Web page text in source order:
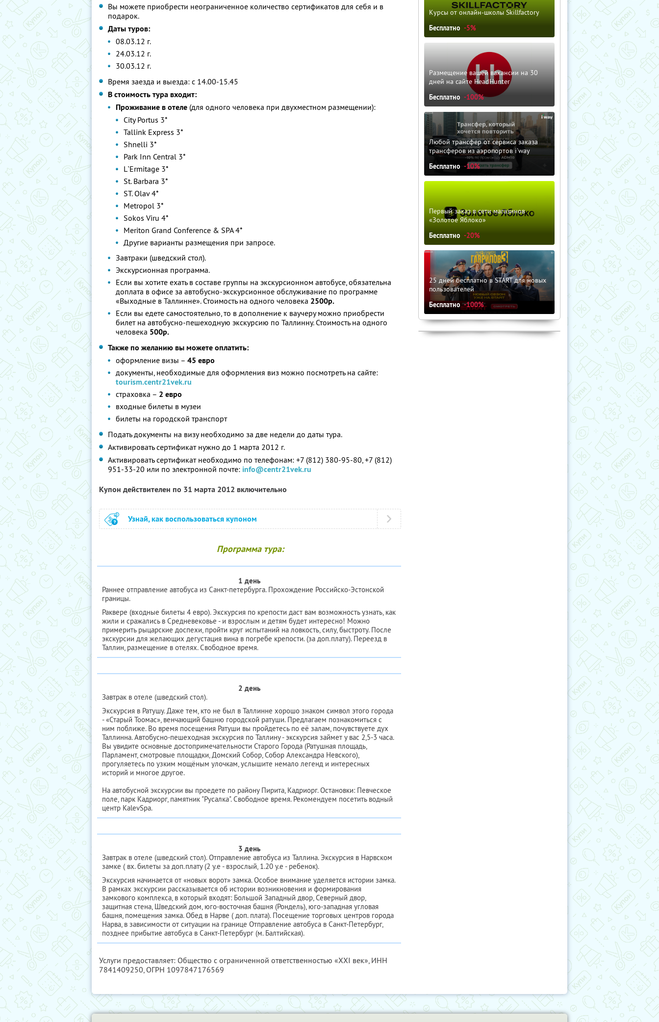
Вы можете приобрести неограниченное количество сертификатов для себя и в
подарок.
Даты туров:
08.03.12 г.
24.03.12 г.
30.03.12 г.
Время заезда и выезда: с 14.00-15.45
В стоимость тура входит:
Проживание в отеле (для одного человека при двухместном размещении):
City Portus 3*
Tallink Express 3*
Shnelli 3*
Park Inn Central 3*
L`Ermitage 3*
St. Barbara 3*
ST. Olav 4*
Metropol 3*
Sokos Viru 4*
Meriton Grand Conference & SPA 4*
Другие варианты размещения при запросе.
Завтраки (шведский стол).
Экскурсионная программа.
Если вы хотите ехать в составе группы на экскурсионном автобусе, обязательна
доплата в офисе за автобусно-экскурсионное обслуживание по программе
«Выходные в Таллинне». Стоимость на одного человека 2500р.
Если вы едете самостоятельно, то в дополнение к ваучеру можно приобрести
билет на автобусно-пешеходную экскурсию по Таллинну. Стоимость на одного
человека 500р.
Также по желанию вы можете оплатить:
оформление визы – 45 евро
документы, необходимые для оформления виз можно посмотреть на сайте:
tourism.centr21vek.ru
страховка – 2 евро
входные билеты в музеи
билеты на городской транспорт
Подать документы на визу необходимо за две недели до даты тура.
Активировать сертификат нужно до 1 марта 2012 г.
Активировать сертификат необходимо по телефонам: +7 (812) 380-95-80, +7 (812)
951-33-20 или по электронной почте: info@centr21vek.ru
Купон действителен по 31 марта 2012 включительно
Узнай, как воспользоваться купоном
Программа тура:
1 день
Раннее отправление автобуса из Санкт-петербурга. Прохождение Российско-Эстонской
границы.
Раквере (входные билеты 4 евро). Экскурсия по крепости даст вам возможность узнать, как
жили и сражались в Средневековье - и взрослым и детям будет интересно! Можно
примерить рыцарские доспехи, пройти круг испытаний на ловкость, силу, быстроту. После
экскурсии для желающих дегустация вина в погребе крепости. (за доп.плату). Переезд в
Таллин, размещение в отелях. Свободное время.
2 день
Завтрак в отеле (шведский стол).
Экскурсия в Ратушу. Даже тем, кто не был в Таллинне хорошо знаком символ этого города
- «Старый Тоомас», венчающий башню городской ратуши. Предлагаем познакомиться с
ним поближе. Во время посещения Ратуши вы пройдетесь по её залам, почувствуете дух
Таллинна. Автобусно-пешеходная экскурсия по Таллину - экскурсия займет у вас 2,5-3 часа.
Вы увидите основные достопримечательности Старого Города (Ратушная площадь,
Парламент, смотровые площадки, Домский Собор, Собор Александра Невского),
прогуляетесь по узким мощёным улочкам, услышите немало легенд и интересных
историй и многое другое.
На автобусной экскурсии вы проедете по району Пирита, Кадриорг. Остановки: Певческое
поле, парк Кадриорг, памятник "Русалка". Свободное время. Рекомендуем посетить водный
центр KalevSpa.
3 день
Завтрак в отеле (шведский стол). Отправление автобуса из Таллина. Экскурсия в Нарвском
замке ( вх. билеты за доп.плату (2 у.е - взрослый, 1.20 у.е - ребенок).
Экскурсия начинается от «новых ворот» замка. Особое внимание уделяется истории замка.
В рамках экскурсии рассказывается об истории возникновения и формирования
замкового комплекса, в который входят: Большой Западный двор, Северный двор,
защитная стена, Шведский дом, юго-восточная башня (Рондель), юго-западная угловая
башня, помещения замка. Обед в Нарве ( доп. плата). Посещение торговых центров города
Нарва, в зависимости от ситуации на границе Отправление автобуса в Санкт-Петербург,
позднее прибытие автобуса в Санкт-Петербург (м. Балтийская).
Услуги предоставляет: Общество с ограниченной ответственностью «XXI век», ИНН
7841409250, ОГРН 1097847176569
Курсы от онлайн-школы Skillfactory
Бесплатно -5%
Размещение вашей вакансии на 30
дней на сайте HeadHunter
Бесплатно -100%
Любой трансфер от сервиса заказа
трансферов из аэропортов i'way
Бесплатно -10%
Первый заказ в сети магазинов
«Золотое Яблоко»
Бесплатно -20%
25 дней бесплатно в START для новых
пользователей
Бесплатно -100%